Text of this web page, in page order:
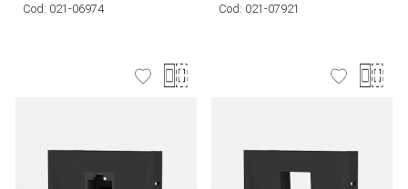
Cod: 021-06974
Cod: 021-07921